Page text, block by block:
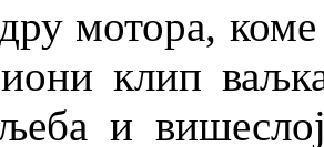
мотора, коме
клип
и